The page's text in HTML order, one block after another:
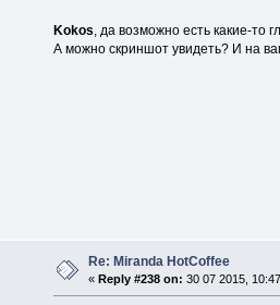
Kokos, да возможно есть какие-то
А можно скриншот увидеть? И на
Re: Miranda HotCoffee
«Reply #238 on: 30 07 2015,